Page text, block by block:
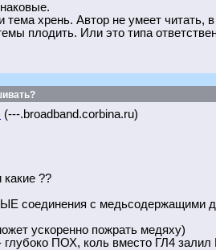
тема хрень. Автор не умеет читать,
плодить. Или это типа
(---.broadband.corbina.ru)
какие ??
с медьсодержащими
ускоренно пожрать медяху)
ПОХ, коль вместо ГЛ4 залил